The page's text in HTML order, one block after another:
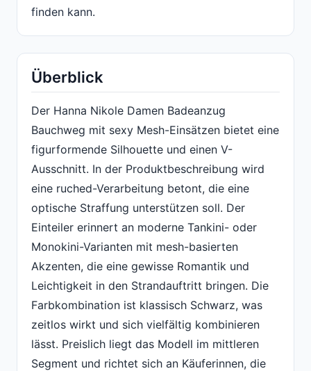
finden kann.
Überblick
Der Hanna Nikole Damen Badeanzug
Bauchweg mit sexy Mesh-Einsätzen bietet eine
figurformende Silhouette und einen V-
Ausschnitt. In der Produktbeschreibung wird
eine ruched-Verarbeitung betont, die eine
optische Straffung unterstützen soll. Der
Einteiler erinnert an moderne Tankini- oder
Monokini-Varianten mit mesh-basierten
Akzenten, die eine gewisse Romantik und
Leichtigkeit in den Strandauftritt bringen. Die
Farbkombination ist klassisch Schwarz, was
zeitlos wirkt und sich vielfältig kombinieren
lässt. Preislich liegt das Modell im mittleren
Segment und richtet sich an Käuferinnen, die